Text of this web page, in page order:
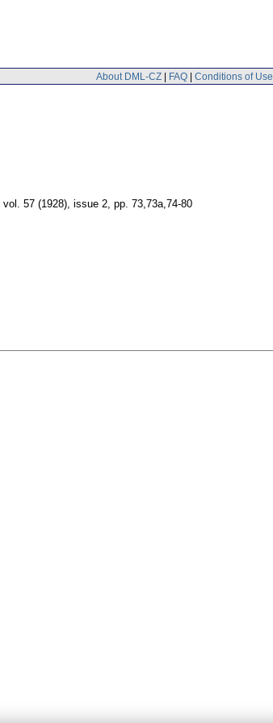
About DML-CZ | FAQ | Conditions of Use
vol. 57 (1928), issue 2, pp. 73,73a,74-80